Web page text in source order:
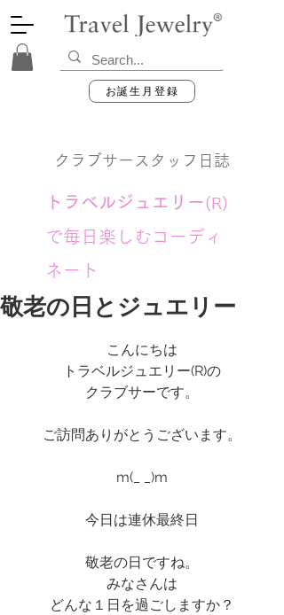
お誕生月登録
クラブサースタッフ日誌
トラベルジュエリー(R)
で毎日楽しむコーディ
ネート
敬老の日とジュエリー
こんにちは
トラベルジュエリー(R)の
クラブサーです。
ご訪問ありがとうございます。
m(_ _)m
今日は連休最終日
敬老の日ですね。
みなさんは
どんな１日を過ごしますか？